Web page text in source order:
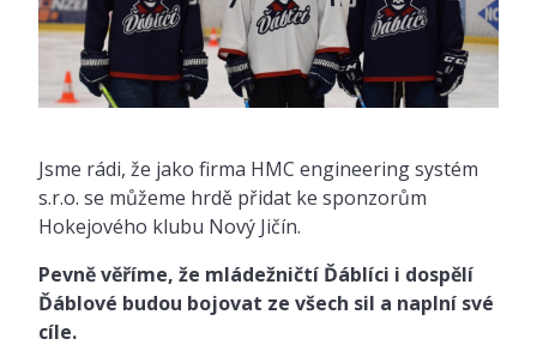
Jsme rádi, že jako firma HMC engineering systém
s.r.o. se můžeme hrdě přidat ke sponzorům
Hokejového klubu Nový Jičín.
Pevně věříme, že mládežničtí Ďáblíci i dospělí
Ďáblové budou bojovat ze všech sil a naplní své
cíle.